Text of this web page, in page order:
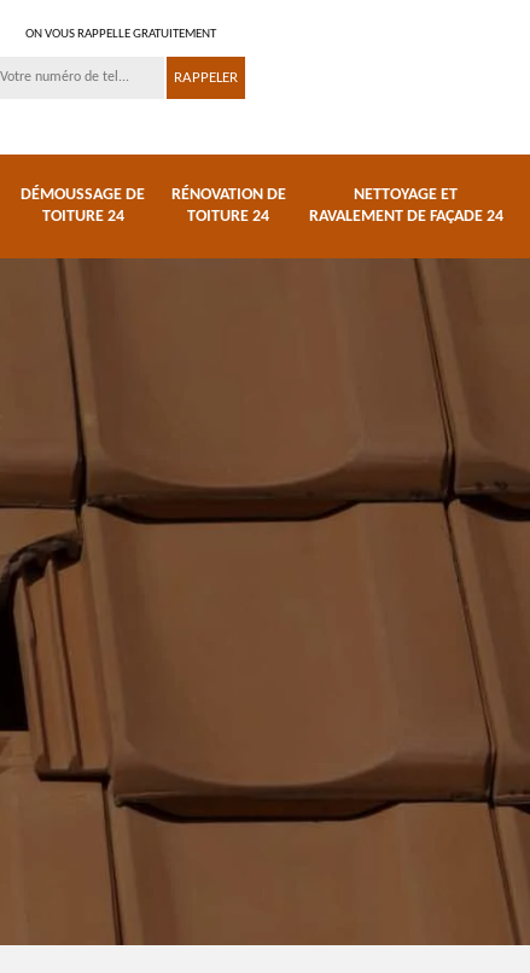
ON VOUS RAPPELLE GRATUITEMENT
DÉMOUSSAGE DE
TOITURE 24
RÉNOVATION DE
TOITURE 24
NETTOYAGE ET
RAVALEMENT DE FAÇADE 24
Réparation de toiture
Urgence fuite de
toiture 24